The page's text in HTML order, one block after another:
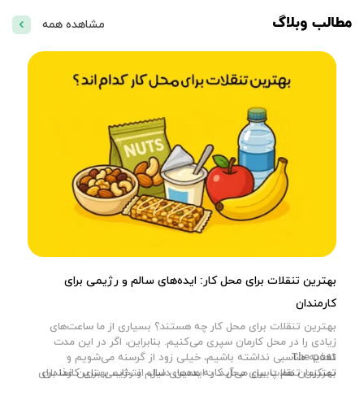
مطالب وبلاگ مشاهده همه
بهترین تنقلات برای محل کار: ایده‌های سالم و رژیمی برای
کارمندان
بهترین تنقلات برای محل کار چه هستند؟ بسیاری از ما ساعت‌های
زیادی را در محل کارمان سپری می‌کنیم. بنابراین، اگر در این مدت
تغذیه مناسبی نداشته باشیم، خیلی زود از گرسنه می‌شویم و
تمرکزمان هم پایین می‌آید. به همین دلیل، انتخاب بهترین غذا برای
The post
بهترین تنقلات برای محل کار: ایده‌های سالم و رژیمی برای کارمندان